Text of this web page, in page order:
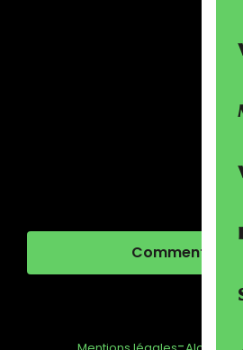
Comment venir